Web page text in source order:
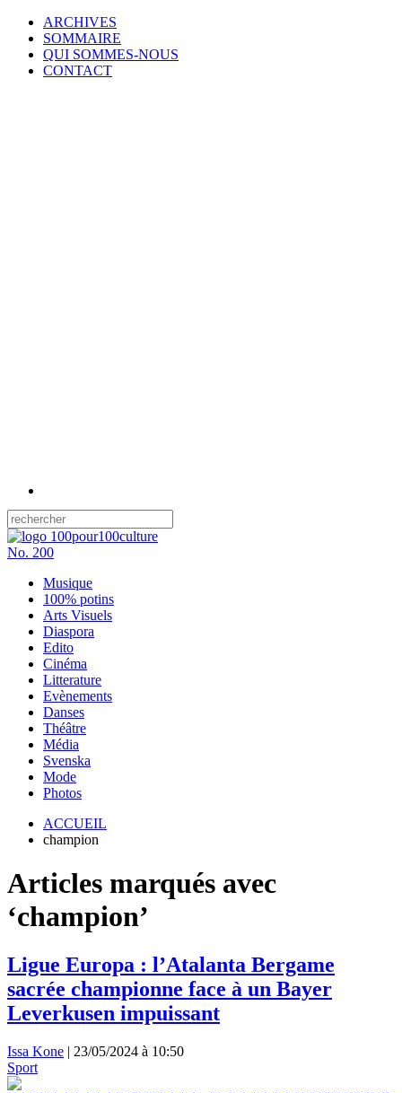
ARCHIVES
SOMMAIRE
QUI SOMMES-NOUS
CONTACT
No. 200
Musique
100% potins
Arts Visuels
Diaspora
Edito
Cinéma
Litterature
Evènements
Danses
Théâtre
Média
Svenska
Mode
Photos
ACCUEIL
champion
Articles marqués avec
‘champion’
Ligue Europa : l’Atalanta Bergame
sacrée championne face à un Bayer
Leverkusen impuissant
Issa Kone | 23/05/2024 à 10:50
Sport